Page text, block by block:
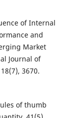
of Internal
and
Market
Journal of
3670.
of thumb